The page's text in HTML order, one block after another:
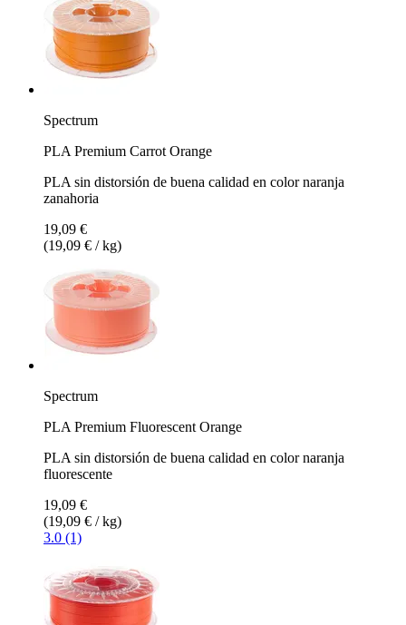
Spectrum
PLA Premium Carrot Orange
PLA sin distorsión de buena calidad en color naranja
zanahoria
19,09 €
(19,09 € / kg)
Spectrum
PLA Premium Fluorescent Orange
PLA sin distorsión de buena calidad en color naranja
fluorescente
19,09 €
(19,09 € / kg)
3.0 (1)